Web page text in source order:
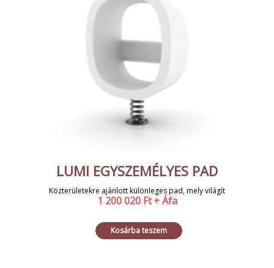
LUMI EGYSZEMÉLYES PAD
Közterületekre ajánlott különleges pad, mely világít
1 200 020 Ft + Áfa
Kosárba teszem